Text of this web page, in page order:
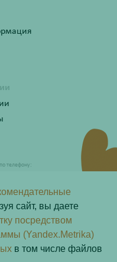
телефону:
и не является публичной офертой
кодекса Российской Федерации.
сайт, вы даете
посредством
(Yandex.Metrika)
в том числе файлов